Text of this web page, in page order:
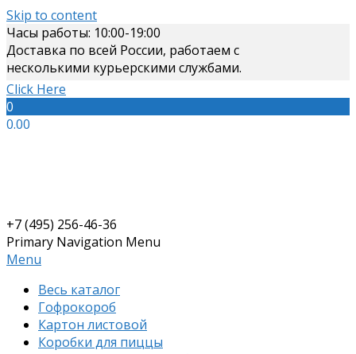
Skip to content
Часы работы: 10:00-19:00
Доставка по всей России, работаем с
несколькими курьерскими службами.
Click Here
0
0.00
+7 (495) 256-46-36
Primary Navigation Menu
Menu
Весь каталог
Гофрокороб
Картон листовой
Коробки для пиццы